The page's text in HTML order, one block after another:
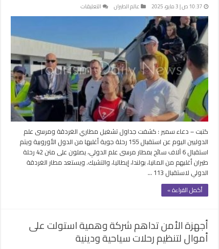
10:37 ص | 3 مايو، 2025 عالم الطيران التعليقات
155
سياحية
مطاري
الغردقة
ومرسى
علم..
اليوم
مغلقة
كتبت – دعاء سمير : كشفت جداول تشغيل مطاري الغردقة ومرسى علم
الدوليين اليوم عن استقبال 155 رحلة جوية أغلبها من الدول الأوروبية ويتم
استقبال 6 آلاف سائح بمطار مرسى علم الدولي، يصلون على متن 42 رحلة
طيران أغلبهم من المانيا، بولندا، إيطاليا، والتشيك. ويستعد مطار الغردقة
الدولي لاستقبال 113 …
أكمل القراءة »
أجهزة الأمن تداهم شركة وهمية استولت على
أموال لتنظيم رحلات سياحية ودينية